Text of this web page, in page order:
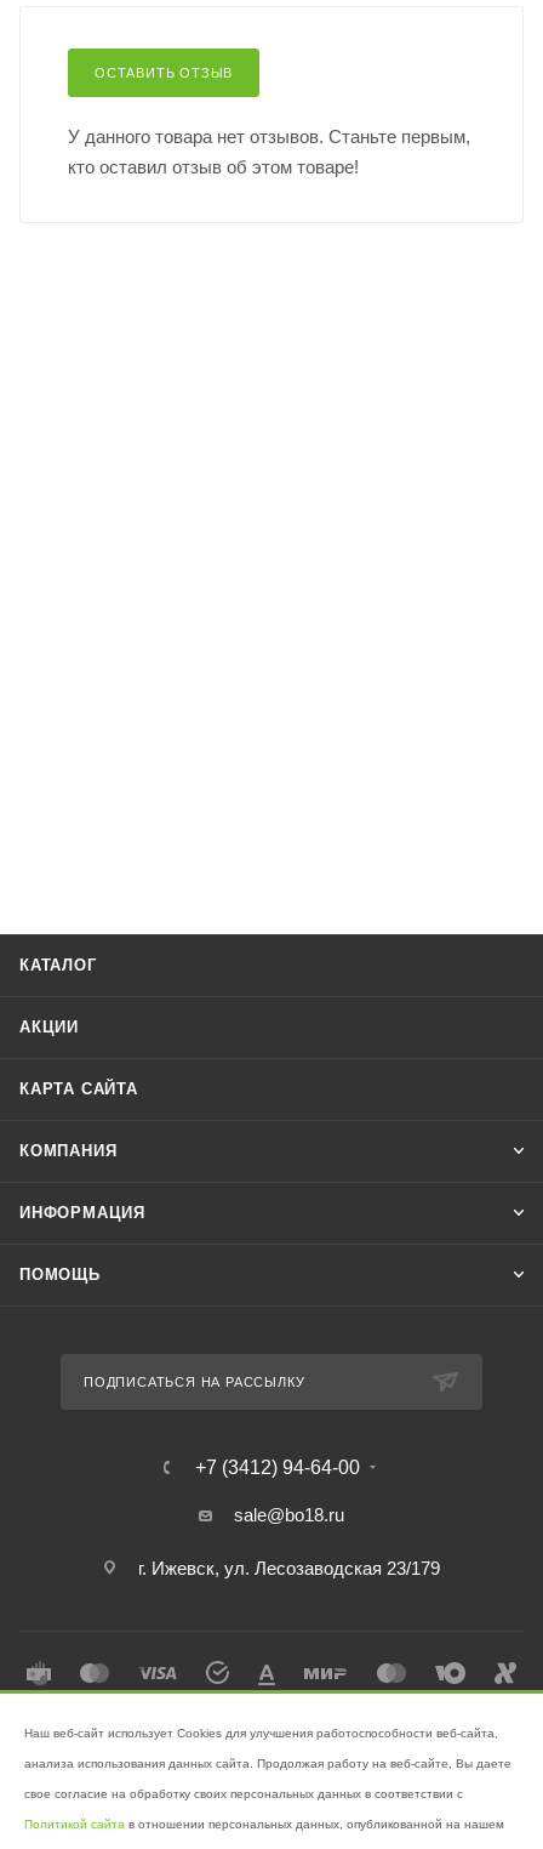
ОСТАВИТЬ ОТЗЫВ
У данного товара нет отзывов. Станьте первым,
кто оставил отзыв об этом товаре!
КАТАЛОГ
АКЦИИ
КАРТА САЙТА
КОМПАНИЯ
ИНФОРМАЦИЯ
ПОМОЩЬ
ПОДПИСАТЬСЯ НА РАССЫЛКУ
+7 (3412) 94-64-00
sale@bo18.ru
г. Ижевск, ул. Лесозаводская 23/179
поддержании чистоты!
Наш веб-сайт использует Cookies для улучшения работоспособности веб-сайта,
анализа использования данных сайта. Продолжая работу на веб-сайте, Вы даете
свое согласие на обработку своих персональных данных в соответствии с
Политикой сайта в отношении персональных данных, опубликованной на нашем